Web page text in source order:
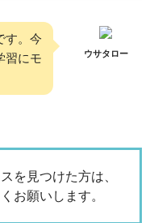
す。今
習にモ
ウサタロー
を見つけた方は、
お願いします。